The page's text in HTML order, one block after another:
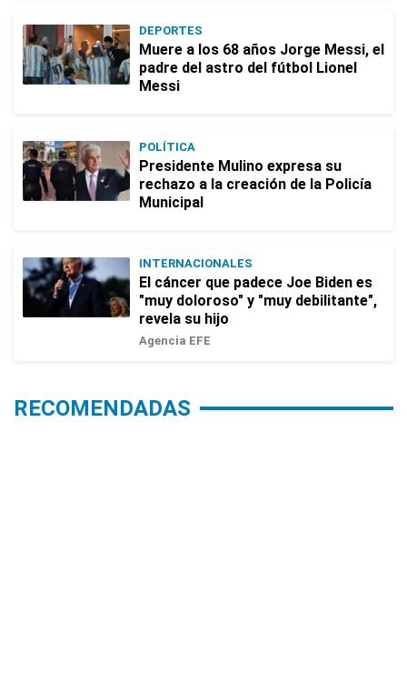
DEPORTES
Muere a los 68 años Jorge Messi, el
padre del astro del fútbol Lionel
Messi
POLÍTICA
Presidente Mulino expresa su
rechazo a la creación de la Policía
Municipal
INTERNACIONALES
El cáncer que padece Joe Biden es
"muy doloroso" y "muy debilitante",
revela su hijo
Agencia EFE
RECOMENDADAS